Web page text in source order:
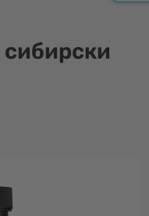
сибирски